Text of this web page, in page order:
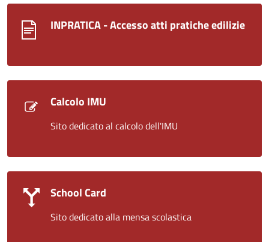
INPRATICA - Accesso atti pratiche edilizie
Calcolo IMU
Sito dedicato al calcolo dell'IMU
School Card
Sito dedicato alla mensa scolastica